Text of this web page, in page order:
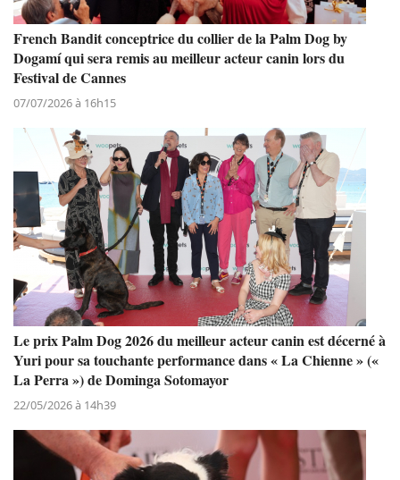
French Bandit conceptrice du collier de la Palm Dog by
Dogamí qui sera remis au meilleur acteur canin lors du
Festival de Cannes
07/07/2026 à 16h15
Le prix Palm Dog 2026 du meilleur acteur canin est décerné à
Yuri pour sa touchante performance dans « La Chienne » («
La Perra ») de Dominga Sotomayor
22/05/2026 à 14h39